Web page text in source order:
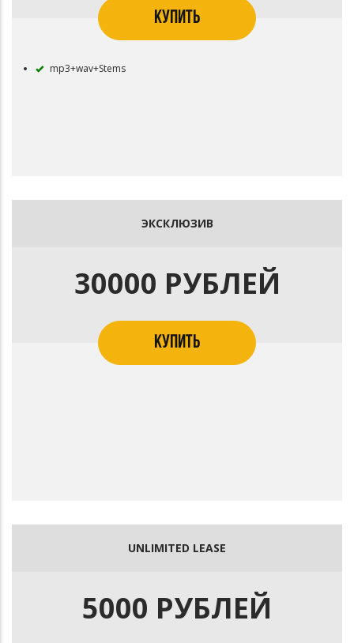
КУПИТЬ
mp3+wav+Stems
ЭКСКЛЮЗИВ
30000 РУБЛЕЙ
КУПИТЬ
UNLIMITED LEASE
5000 РУБЛЕЙ